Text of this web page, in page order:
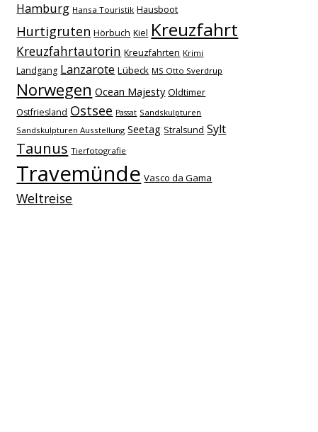
Hamburg Hansa Touristik Hausboot
Hurtigruten Hörbuch Kiel Kreuzfahrt
Kreuzfahrtautorin Kreuzfahrten Krimi
Landgang Lanzarote Lübeck MS Otto Sverdrup
Norwegen Ocean Majesty Oldtimer
Ostfriesland Ostsee Passat Sandskulpturen
Sandskulpturen Ausstellung Seetag Stralsund Sylt
Taunus Tierfotografie
Travemünde Vasco da Gama
Weltreise